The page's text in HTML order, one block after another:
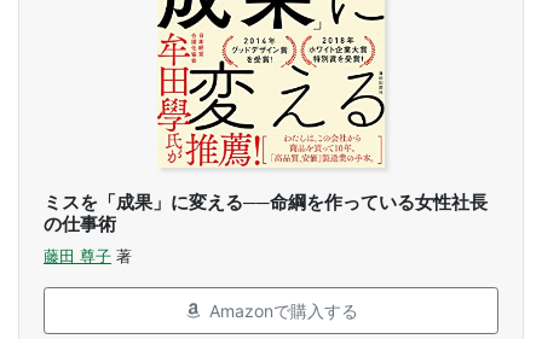
ミスを「成果」に変える──命綱を作っている女性社長
の仕事術
藤田 尊子 著
Amazonで購入する